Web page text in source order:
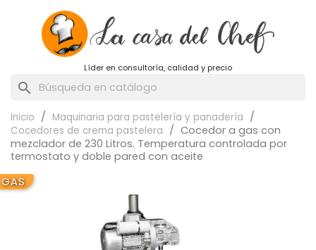
Líder en consultoría, calidad y precio
search
Inicio
Maquinaria para pastelería y panadería
Cocedores de crema pastelera
Cocedor a gas con
mezclador de 230 Litros. Temperatura controlada por
termostato y doble pared con aceite
GAS